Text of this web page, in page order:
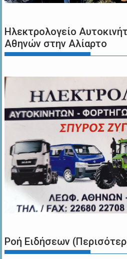
Ηλεκτρολογείο
Αθηνών στην Αλίαρτο
Ροή Ειδήσεων